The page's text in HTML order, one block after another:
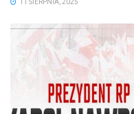
11 SIERPNIA, 2025